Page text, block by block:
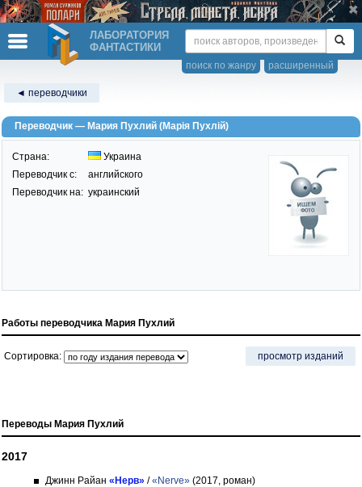
ЛАБОРАТОРИЯ
ФАНТАСТИКИ
расширенный
поиск по жанру
◄ переводчики
Переводчик — Мария Пухлий (Марія Пухлій)
Страна:
Украина
Переводчик c:
английского
Переводчик на: украинский
Работы переводчика Мария Пухлий
Сортировка: просмотр изданий
Переводы Мария Пухлий
2017
Джинн Райан «Нерв» /«Nerve» (2017, роман)